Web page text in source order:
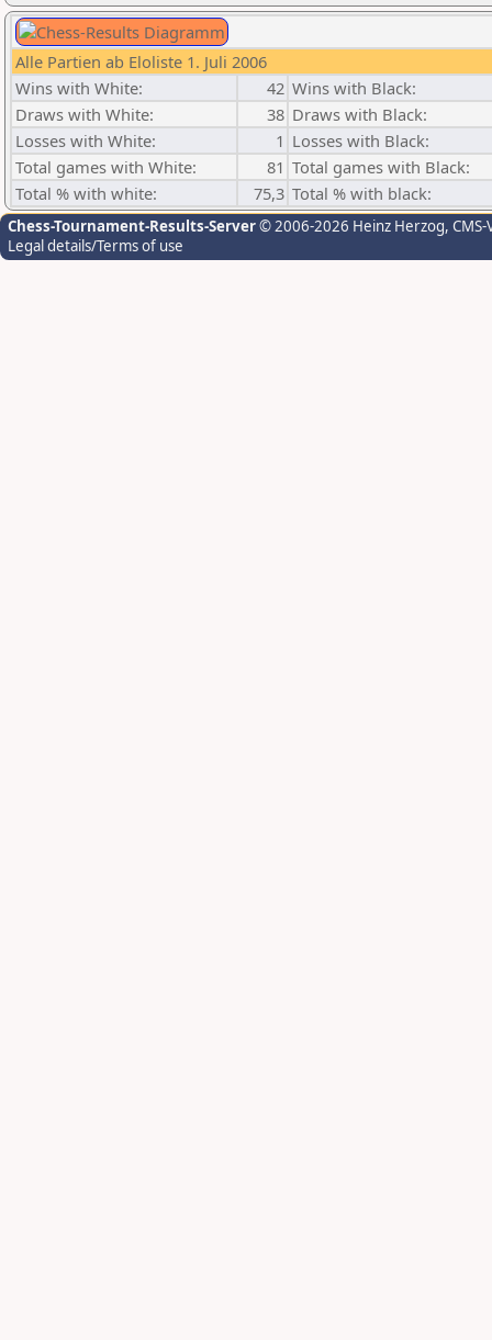
Alle Partien ab Eloliste 1. Juli 2006
Wins with White:
42 Wins with Black:
Draws with White:
38 Draws with Black:
Losses with White:
1 Losses with Black:
Total games with White:
81 Total games with Black:
Total % with white:
75,3 Total % with black:
Chess-Tournament-Results-Server© 2006-2026 Heinz Herzog,
Legal details/Terms of use